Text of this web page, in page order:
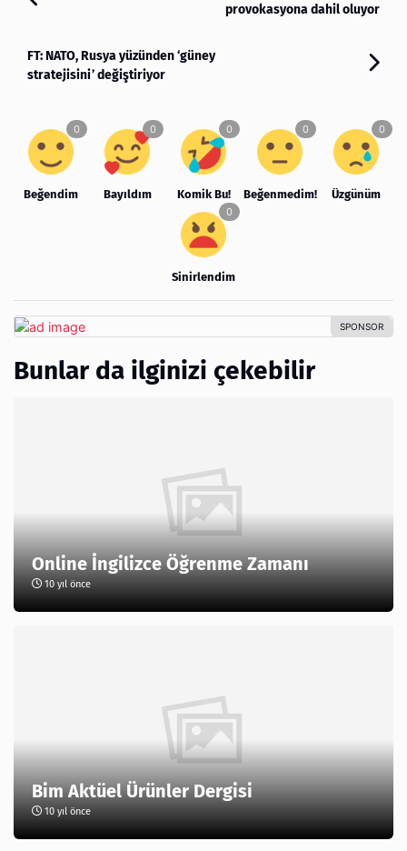
provokasyona dahil oluyor
FT: NATO, Rusya yüzünden ‘güney
stratejisini’ değiştiriyor
Beğendim Bayıldım Komik Bu! Beğenmedim! Üzgünüm
Sinirlendim
Bunlar da ilginizi çekebilir
Online İngilizce Öğrenme Zamanı
10 yıl önce
Bim Aktüel Ürünler Dergisi
10 yıl önce